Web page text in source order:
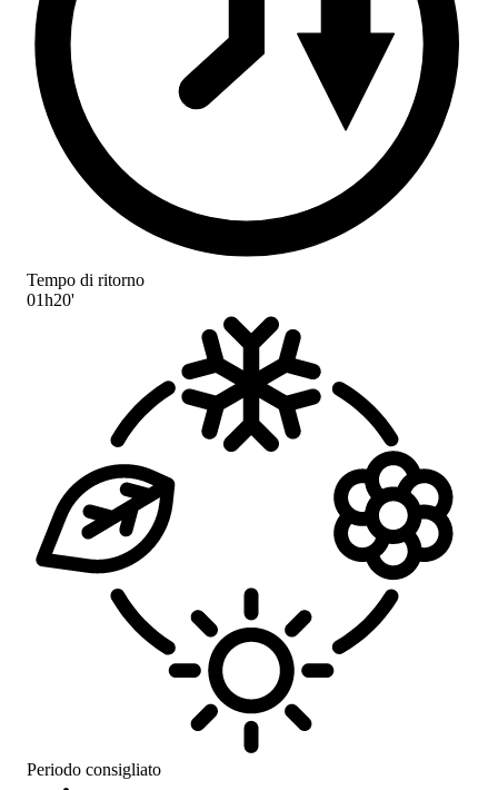
Tempo di ritorno
01h20'
Periodo consigliato